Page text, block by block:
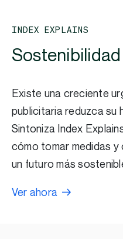
INDEX EXPLAINS
Existe una creciente
publicitaria reduzca su
Sintoniza Index
cómo tomar medidas y
un futuro más
Ver ahora